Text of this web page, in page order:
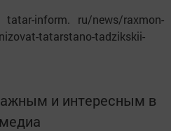
inform. ru/news/raxmon-
tatarstano-tadzikskii-
и интересным в